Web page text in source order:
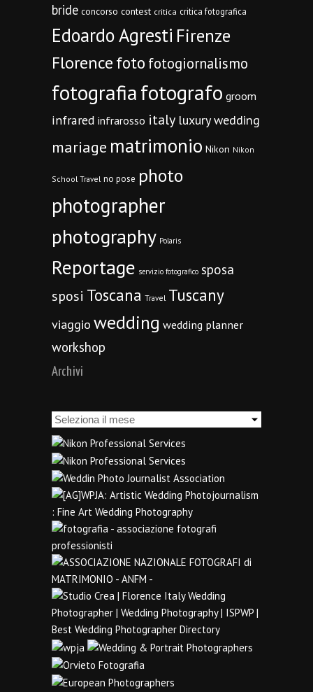
bride concorso contest critica critica fotografica
Edoardo Agresti Firenze
Florencefoto fotogiornalismo
fotografiafotografo groom
infrared infrarosso italy luxury wedding
mariage matrimonio Nikon Nikon
School Travel no pose photo
photographer
photography Polaris
Reportage servizio fotografico sposa
sposi Toscana Travel Tuscany
viaggio wedding wedding planner
workshop
Archivi
Archivi